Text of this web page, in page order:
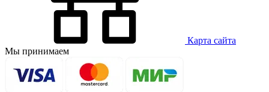
Карта сайта
Мы принимаем